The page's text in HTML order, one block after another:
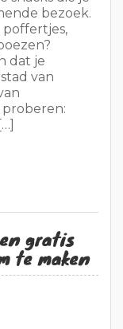
bezoek.
poffertjes,
dat je
van
proberen:
gratis
te maken